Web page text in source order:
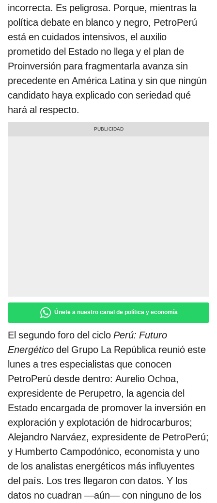
incorrecta. Es peligrosa. Porque, mientras la
política debate en blanco y negro, PetroPerú
está en cuidados intensivos, el auxilio
prometido del Estado no llega y el plan de
Proinversión para fragmentarla avanza sin
precedente en América Latina y sin que ningún
candidato haya explicado con seriedad qué
hará al respecto.
Únete a nuestro canal de política y economía
El segundo foro del ciclo Perú: Futuro
Energético del Grupo La República reunió este
lunes a tres especialistas que conocen
PetroPerú desde dentro: Aurelio Ochoa,
expresidente de Perupetro, la agencia del
Estado encargada de promover la inversión en
exploración y explotación de hidrocarburos;
Alejandro Narváez, expresidente de PetroPerú;
y Humberto Campodónico, economista y uno
de los analistas energéticos más influyentes
del país. Los tres llegaron con datos. Y los
datos no cuadran —aún— con ninguno de los